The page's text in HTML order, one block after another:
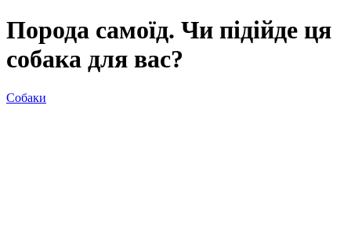
Порода самоїд. Чи підійде ця
собака для вас?
Собаки